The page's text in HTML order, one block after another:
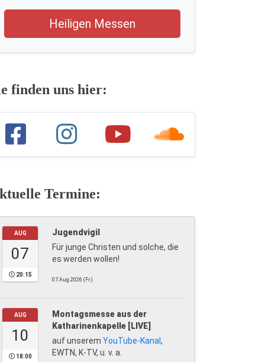
Heiligen Messen
finden uns hier:
Termine:
AUG
07
20:15
Jugendvigil
Für junge Christen und solche, die
es werden wollen!
07.Aug.2026 (Fr)
AUG
10
18:00
Montagsmesse aus der
Katharinenkapelle [LIVE]
auf unserem YouTube-Kanal ,
EWTN, K-TV, u. v. a.